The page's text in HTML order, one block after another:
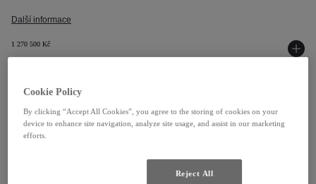
Další informace
1 270 500 Kč
Cookie Policy
By clicking “Accept All Cookies”, you agree to the storing of cookies on your
device to enhance site navigation, analyze site usage, and assist in our marketing
efforts.
Reject All